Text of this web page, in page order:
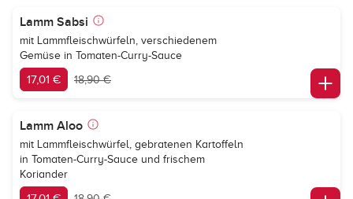
Lamm Sabsi
mit Lammfleischwürfeln, verschiedenem
Gemüse in Tomaten-Curry-Sauce
17,01 € 18,90 €
Lamm Aloo
mit Lammfleischwürfel, gebratenen Kartoffeln
in Tomaten-Curry-Sauce und frischem
Koriander